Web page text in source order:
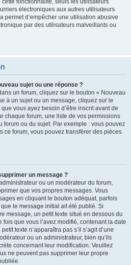
fonctionnalité, seuls les utilisateurs
électroniques aux autres utilisateurs
permet d’empêcher une utilisation abusive
par des utilisateurs malveillants ou
sujet ou une réponse ?
un forum, cliquez sur le bouton « Nouveau
à un sujet ou un message, cliquez sur le
vous ayez besoin d’être inscrit avant de
chaque forum, une liste de vos permissions
forum ou du sujet. Par exemple : vous pouvez
ce forum, vous pouvez transférer des pièces
un message ?
ou un modérateur du forum,
que vos propres messages. Vous
en cliquant le bouton adéquat, parfois
le message initial ait été publié. Si
message, un petit texte situé en dessous du
que vous l’avez modifié, contenant la date
texte n’apparaîtra pas s’il s’agit d’une
ou un administrateur, bien qu’ils
concernant leur modification. Veuillez
ne peuvent pas supprimer leur propre